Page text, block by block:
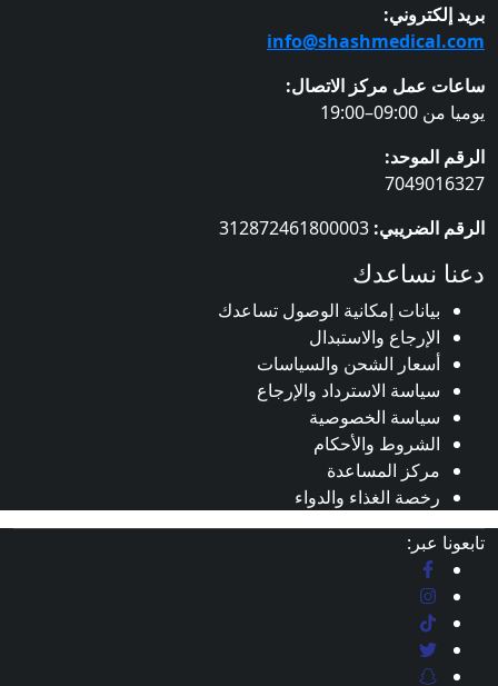
عمل مركز الاتصال:
الموحد:
الضريبي:312872461800003
نساعدك
بيانات إمكانية الوصول تساعدك
الإرجاع والاستبدال
أسعار الشحن والسياسات
سياسة الاسترداد والإرجاع
سياسة الخصوصية
الشروط والأحكام
مركز المساعدة
رخصة الغذاء والدواء
عبر: